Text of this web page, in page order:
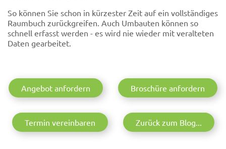
So können Sie schon in kürzester Zeit auf ein vollständiges
Raumbuch zurückgreifen. Auch Umbauten können so
schnell erfasst werden - es wird nie wieder mit veralteten
Daten gearbeitet.
Angebot anfordern Broschüre anfordern
Termin vereinbaren Zurück zum Blog...